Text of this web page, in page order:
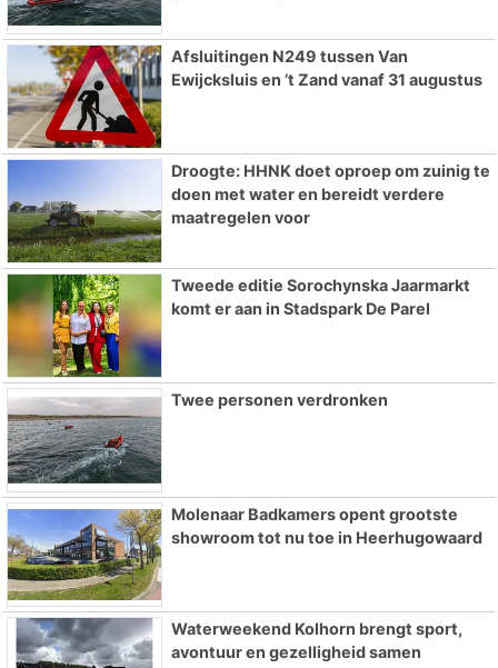
Afsluitingen N249 tussen Van
Ewijcksluis en ’t Zand vanaf 31 augustus
Droogte: HHNK doet oproep om zuinig te
doen met water en bereidt verdere
maatregelen voor
Tweede editie Sorochynska Jaarmarkt
komt er aan in Stadspark De Parel
Twee personen verdronken
Molenaar Badkamers opent grootste
showroom tot nu toe in Heerhugowaard
Waterweekend Kolhorn brengt sport,
avontuur en gezelligheid samen